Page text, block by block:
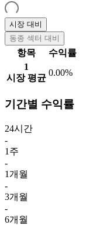
시장 대비
동종 섹터 대비
항목
수익률
1
시장 평균
0.00%
기간별 수익률
24시간
-
1주
-
1개월
-
3개월
-
6개월